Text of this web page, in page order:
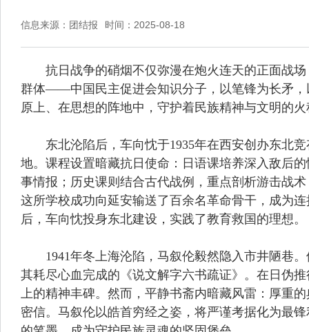
信息来源：团结报 时间：2025-08-18
抗日战争的硝烟不仅弥漫在炮火连天的正面战场
群体——中国民主促进会知识分子，以笔锋为长矛，
原上、在思想的阵地中，守护着民族精神与文明的
东北沦陷后，车向忱于1935年在西安创办东北竞
地。课程设置暗藏抗日使命：日语课培养深入敌后
事情报；历史课则结合古代战例，重点剖析游击战
这所学校成功向延安输送了百余名革命骨干，成为
后，车向忱投身东北建设，实践了教育救国的理想。
1941年冬上海沦陷，马叙伦毅然隐入市井陋巷。
其耗尽心血完成的《说文解字六书疏证》。在日伪
上的精神丰碑。然而，平静书斋内暗藏风雷：厚重
密信。马叙伦以皓首穷经之姿，将严谨考据化为最